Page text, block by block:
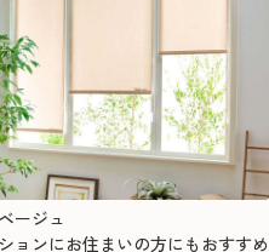
ージュ
ョンにお住まいの方にもおすすめ